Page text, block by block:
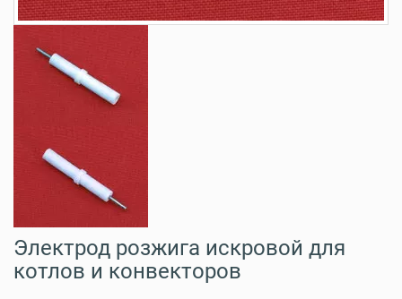
Электрод розжига искровой для
котлов и конвекторов